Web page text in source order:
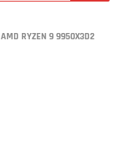
AMD RYZEN 9 9950X3D2